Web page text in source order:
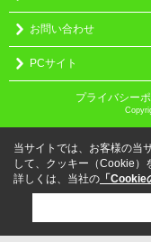
お問い合わせ
PCサイト
プライバシー
当サイトでは、お客様の当
して、クッキー（Cookie）
詳しくは、当社の 「Cookie